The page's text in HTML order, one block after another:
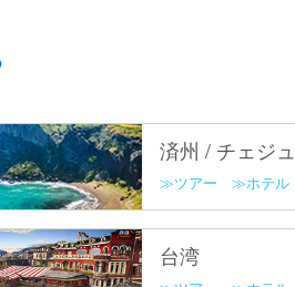
済州 / チェジュ
ツアー ホテル
台湾